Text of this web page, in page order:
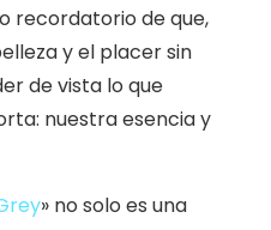
recordatorio de que,
y el placer sin
de vista lo que
nuestra esencia y
» no solo es una